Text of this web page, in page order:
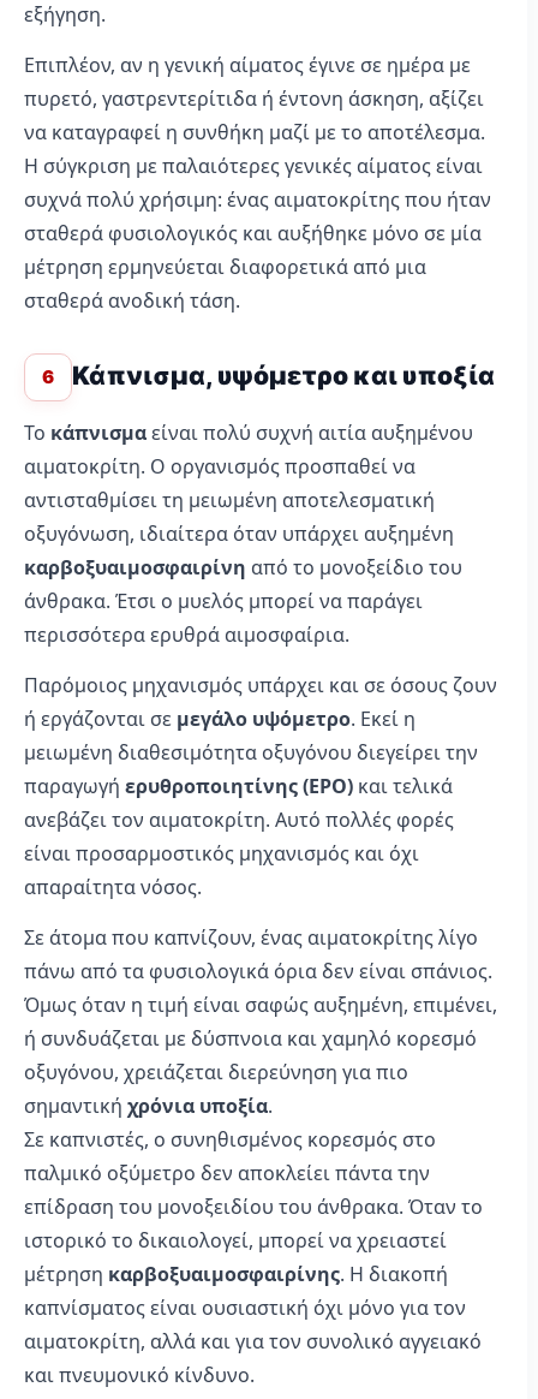
εξήγηση.
Επιπλέον, αν η γενική αίματος έγινε σε ημέρα με
πυρετό, γαστρεντερίτιδα ή έντονη άσκηση, αξίζει
να καταγραφεί η συνθήκη μαζί με το αποτέλεσμα.
Η σύγκριση με παλαιότερες γενικές αίματος είναι
συχνά πολύ χρήσιμη: ένας αιματοκρίτης που ήταν
σταθερά φυσιολογικός και αυξήθηκε μόνο σε μία
μέτρηση ερμηνεύεται διαφορετικά από μια
σταθερά ανοδική τάση.
6 Κάπνισμα, υψόμετρο και υποξία
Το κάπνισμαείναι πολύ συχνή αιτία αυξημένου
αιματοκρίτη. Ο οργανισμός προσπαθεί να
αντισταθμίσει τη μειωμένη αποτελεσματική
οξυγόνωση, ιδιαίτερα όταν υπάρχει αυξημένη
καρβοξυαιμοσφαιρίνη από το μονοξείδιο του
άνθρακα. Έτσι ο μυελός μπορεί να παράγει
περισσότερα ερυθρά αιμοσφαίρια.
Παρόμοιος μηχανισμός υπάρχει και σε όσους ζουν
ή εργάζονται σε μεγάλο υψόμετρο. Εκεί η
μειωμένη διαθεσιμότητα οξυγόνου διεγείρει την
παραγωγή ερυθροποιητίνης (EPO) και τελικά
ανεβάζει τον αιματοκρίτη. Αυτό πολλές φορές
είναι προσαρμοστικός μηχανισμός και όχι
απαραίτητα νόσος.
Σε άτομα που καπνίζουν, ένας αιματοκρίτης λίγο
πάνω από τα φυσιολογικά όρια δεν είναι σπάνιος.
Όμως όταν η τιμή είναι σαφώς αυξημένη, επιμένει,
ή συνδυάζεται με δύσπνοια και χαμηλό κορεσμό
οξυγόνου, χρειάζεται διερεύνηση για πιο
σημαντική χρόνια υποξία.
Σε καπνιστές, ο συνηθισμένος κορεσμός στο
παλμικό οξύμετρο δεν αποκλείει πάντα την
επίδραση του μονοξειδίου του άνθρακα. Όταν το
ιστορικό το δικαιολογεί, μπορεί να χρειαστεί
μέτρηση καρβοξυαιμοσφαιρίνης. Η διακοπή
καπνίσματος είναι ουσιαστική όχι μόνο για τον
αιματοκρίτη, αλλά και για τον συνολικό αγγειακό
και πνευμονικό κίνδυνο.